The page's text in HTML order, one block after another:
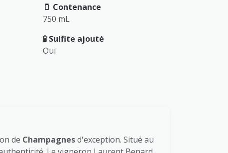
🫙 Contenance
750 mL
🧪 Sulfite ajouté
Oui
de Champagnesd'exception. Situé au